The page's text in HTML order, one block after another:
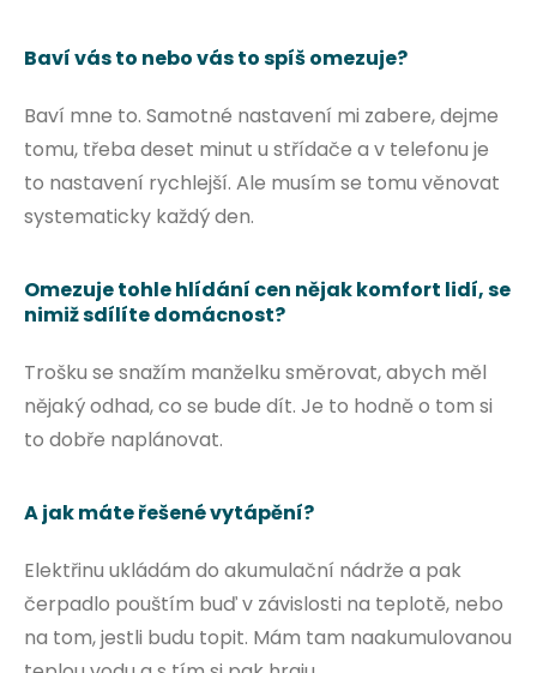
Baví vás to nebo vás to spíš omezuje?
Baví mne to. Samotné nastavení mi zabere, dejme
tomu, třeba deset minut u střídače a v telefonu je
to nastavení rychlejší. Ale musím se tomu věnovat
systematicky každý den.
Omezuje tohle hlídání cen nějak komfort lidí, se
nimiž sdílíte domácnost?
Trošku se snažím manželku směrovat, abych měl
nějaký odhad, co se bude dít. Je to hodně o tom si
to dobře naplánovat.
A jak máte řešené vytápění?
Elektřinu ukládám do akumulační nádrže a pak
čerpadlo pouštím buď v závislosti na teplotě, nebo
na tom, jestli budu topit. Mám tam naakumulovanou